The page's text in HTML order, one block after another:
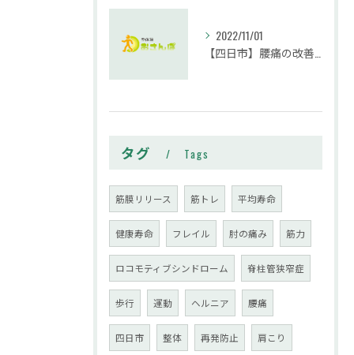
2022/11/01
タグ Tags
筋膜リリース 筋トレ 平均寿命
健康寿命 フレイル 肘の痛み 筋力
ロコモティブシンドローム 脊柱管狭窄症
歩行 運動 ヘルニア 腰痛
四日市 整体 再発防止 肩こり